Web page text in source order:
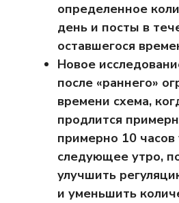
определенное
день и посты в
оставшегося
Новое
после «раннего»
времени схема,
продлится
примерно 10 часов
следующее утро,
улучшить
и уменьшить